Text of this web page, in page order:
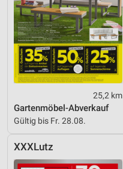
25,2 km
Gartenmöbel-Abverkauf
Gültig bis Fr. 28.08.
XXXLutz